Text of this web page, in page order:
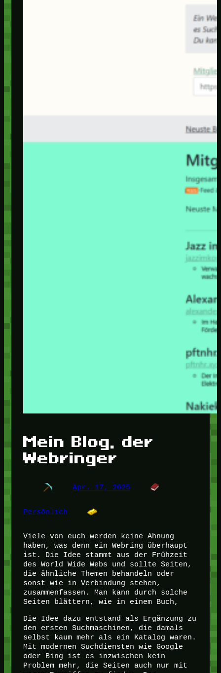
Mein Blog, der
Webringer
Apr. 17, 2025
Persönlich
Viele von euch werden keine Ahnung
haben, was denn ein Webring überhaupt
ist. Die Idee stammt aus der Frühzeit
des World Wide Webs und sollte Seiten,
die ähnliche Themen behandeln oder
sonst wie in Verbindung stehen,
zusammenfassen. Man kann durch solche
Seiten blättern, wie in einem Buch,
Die Idee dazu entstand als Ergänzung zu
den ersten Suchmaschinen, die damals
selbst kaum mehr als ein Katalog waren.
Mit modernen Suchdiensten wie Google
oder Bing ist es inzwischen kein
Problem mehr, die Seiten auch nur mit